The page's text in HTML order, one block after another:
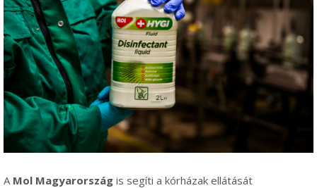
A Mol Magyarország is segíti a kórházak ellátását